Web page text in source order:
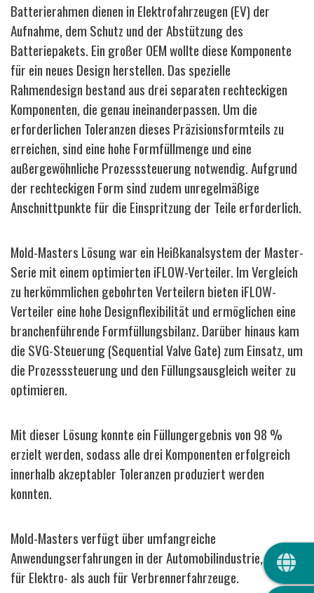
Batterierahmen dienen in Elektrofahrzeugen (EV) der
Aufnahme, dem Schutz und der Abstützung des
Batteriepakets. Ein großer OEM wollte diese Komponente
für ein neues Design herstellen. Das spezielle
Rahmendesign bestand aus drei separaten rechteckigen
Komponenten, die genau ineinanderpassen. Um die
erforderlichen Toleranzen dieses Präzisionsformteils zu
erreichen, sind eine hohe Formfüllmenge und eine
außergewöhnliche Prozesssteuerung notwendig. Aufgrund
der rechteckigen Form sind zudem unregelmäßige
Anschnittpunkte für die Einspritzung der Teile erforderlich.
Mold-Masters Lösung war ein Heißkanalsystem der Master-
Serie mit einem optimierten iFLOW-Verteiler. Im Vergleich
zu herkömmlichen gebohrten Verteilern bieten iFLOW-
Verteiler eine hohe Designflexibilität und ermöglichen eine
branchenführende Formfüllungsbilanz. Darüber hinaus kam
die SVG-Steuerung (Sequential Valve Gate) zum Einsatz, um
die Prozesssteuerung und den Füllungsausgleich weiter zu
optimieren.
Mit dieser Lösung konnte ein Füllungergebnis von 98 %
erzielt werden, sodass alle drei Komponenten erfolgreich
innerhalb akzeptabler Toleranzen produziert werden
konnten.
Mold-Masters verfügt über umfangreiche
Anwendungserfahrungen in der Automobilindustrie, sowohl
für Elektro- als auch für Verbrennerfahrzeuge.